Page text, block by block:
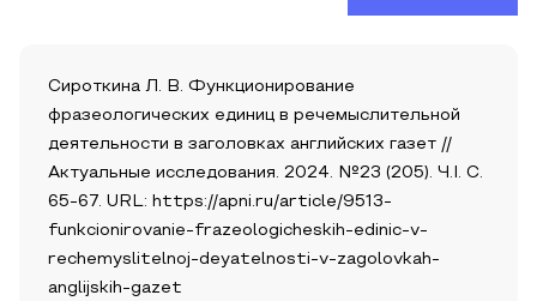
Сироткина Л. В. Функционирование
фразеологических единиц в речемыслительной
деятельности в заголовках английских газет //
Актуальные исследования. 2024. №23 (205). Ч.I. С.
65-67. URL: https://apni.ru/article/9513-
funkcionirovanie-frazeologicheskih-edinic-v-
rechemyslitelnoj-deyatelnosti-v-zagolovkah-
anglijskih-gazet